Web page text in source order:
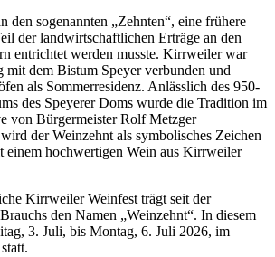
den sogenannten „Zehnten“, eine frühere
der landwirtschaftlichen Erträge an den
entrichtet werden musste. Kirrweiler war
mit dem Bistum Speyer verbunden und
als Sommerresidenz. Anlässlich des 950-
des Speyerer Doms wurde die Tradition im
von Bürgermeister Rolf Metzger
der Weinzehnt als symbolisches Zeichen
einem hochwertigen Wein aus Kirrweiler
Kirrweiler Weinfest trägt seit der
den Namen „Weinzehnt“. In diesem
3. Juli, bis Montag, 6. Juli 2026, im